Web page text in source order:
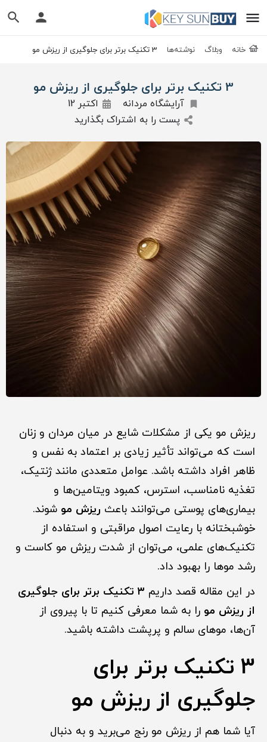
خانه وبلاگ نوشته‌ها 3 تکنیک برتر برای جلوگیری از ریزش مو
3 تکنیک برتر برای جلوگیری از ریزش مو
آرایشگاه مردانه
اکتبر 12
پست را به اشتراک بگذارید
ریزش مو یکی از مشکلات شایع در میان مردان و زنان
است که می‌تواند تأثیر زیادی بر اعتماد به نفس و
ظاهر افراد داشته باشد. عوامل متعددی مانند ژنتیک،
تغذیه نامناسب، استرس، کمبود ویتامین‌ها و
بیماری‌های پوستی می‌توانند باعث ریزش مو شوند.
خوشبختانه با رعایت اصول مراقبتی و استفاده از
تکنیک‌های علمی، می‌توان از شدت ریزش مو کاست و
رشد موها را بهبود داد.
در این مقاله قصد داریم
۳ تکنیک برتر برای جلوگیری
از ریزش مو را به شما معرفی کنیم تا با پیروی از
آن‌ها، موهای سالم و پرپشت داشته باشید.
3 تکنیک برتر برای
جلوگیری از ریزش مو
آیا شما هم از ریزش مو رنج می‌برید و به دنبال